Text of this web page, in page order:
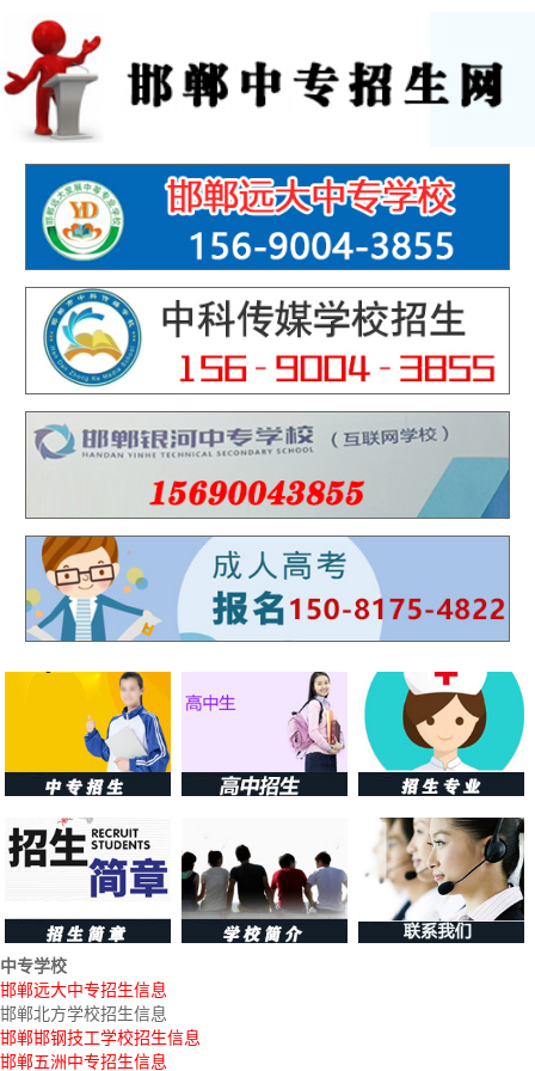
中专学校
邯郸远大中专招生信息
邯郸北方学校招生信息
邯郸邯钢技工学校招生信息
邯郸五洲中专招生信息